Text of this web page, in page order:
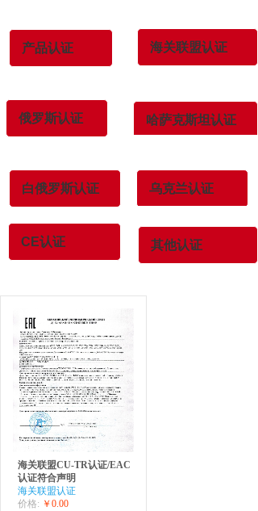
海关联盟认证
产品认证
俄罗斯认证 哈萨克斯坦认证
白俄罗斯认证 乌克兰认证
CE认证 其他认证
海关联盟CU-TR认证/EAC
认证符合声明
海关联盟认证
价格: ￥0.00